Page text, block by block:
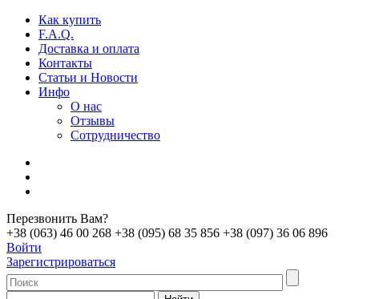
Как купить
F.A.Q.
Доставка и оплата
Контакты
Статьи и Новости
Инфо
О нас
Отзывы
Сотрудничество
Перезвонить Вам?
+38 (063) 46 00 268 +38 (095) 68 35 856 +38 (097) 36 06 896
Войти
Зарегистрироваться